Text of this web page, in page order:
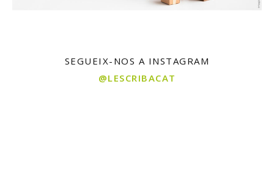
SEGUEIX-NOS A INSTAGRAM
@LESCRIBACAT